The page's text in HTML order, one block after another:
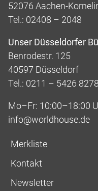
52076 Aachen-
Tel.: 02408 – 2048
Unser Düsseldorfer
Benrodestr. 125
40597 Düsseldorf
Tel.: 0211 – 5426 8278
Mo–Fr: 10:00–18:00
info@worldhouse.de
Merkliste
Kontakt
Newsletter